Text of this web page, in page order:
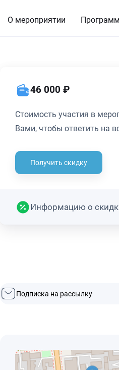
О мероприятии
46 000 ₽
Стоимость участия в
Вами, чтобы ответить на
Получить скидку
Информацию о
Подписка на рассылку